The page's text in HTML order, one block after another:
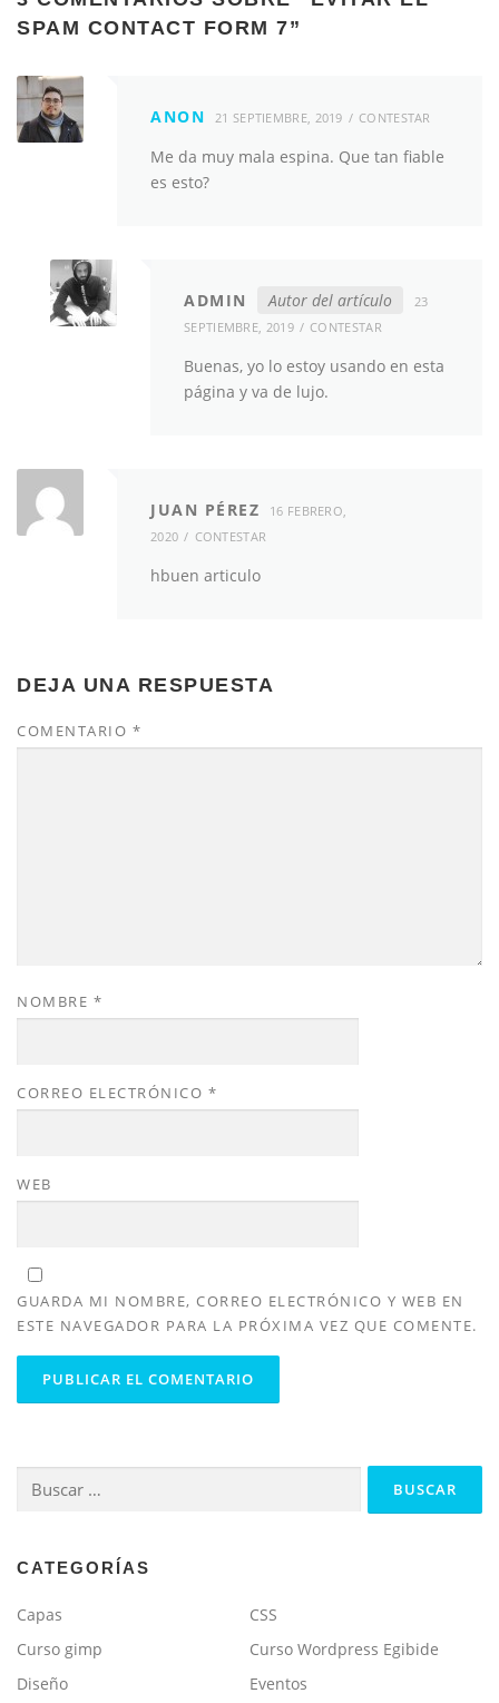
SPAM CONTACT FORM 7”
ANON 21 SEPTIEMBRE, 2019 CONTESTAR
Me da muy mala espina. Que tan fiable
es esto?
ADMIN Autor del artículo
23
SEPTIEMBRE, 2019
CONTESTAR
Buenas, yo lo estoy usando en esta
página y va de lujo.
JUAN PÉREZ
16 FEBRERO,
2020
CONTESTAR
hbuen articulo
DEJA UNA RESPUESTA
COMENTARIO *
NOMBRE *
CORREO ELECTRÓNICO *
WEB
GUARDA MI NOMBRE, CORREO ELECTRÓNICO Y WEB EN
ESTE NAVEGADOR PARA LA PRÓXIMA VEZ QUE COMENTE.
Buscar:
CATEGORÍAS
Capas
CSS
Curso gimp
Curso Wordpress Egibide
Diseño
Eventos